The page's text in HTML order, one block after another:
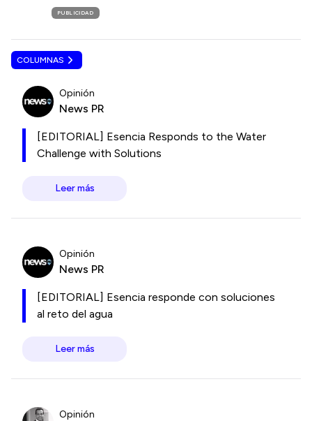
PUBLICIDAD
COLUMNAS
Opinión
News PR
[EDITORIAL] Esencia Responds to the Water
Challenge with Solutions
Leer más
Opinión
News PR
[EDITORIAL] Esencia responde con soluciones
al reto del agua
Leer más
Opinión